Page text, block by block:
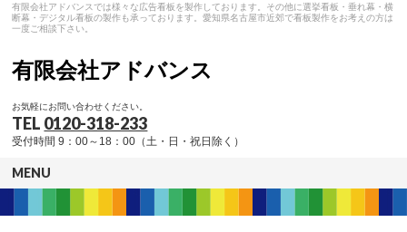
有限会社アドバンスでは様々な広告看板を製作しております。その他に選挙看板・垂れ幕・横
断幕・デジタル看板の製作も承っております。愛知県名古屋市近郊で看板製作をお考えの方は
一度ご相談下さい。
有限会社アドバンス
お気軽にお問い合わせください。
TEL 0120-318-233
受付時間 9：00～18：00（土・日・祝日除く）
MENU